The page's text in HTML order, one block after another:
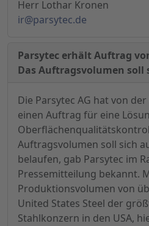
Herr Lothar Kronen
ir@parsytec.de
Parsytec erhält Auftrag
Das Auftragsvolumen soll
Die Parsytec AG hat von
einen Auftrag für eine
Auftragsvolumen soll sich
belaufen, gab Parsytec im
Pressemitteilung bekannt.
Produktionsvolumen von
United States Steel der
Stahlkonzern in den USA,